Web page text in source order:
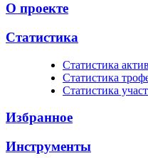
О проекте
Статистика
Cтатистика
Cтатистика
Cтатистика
Избранное
Инструменты